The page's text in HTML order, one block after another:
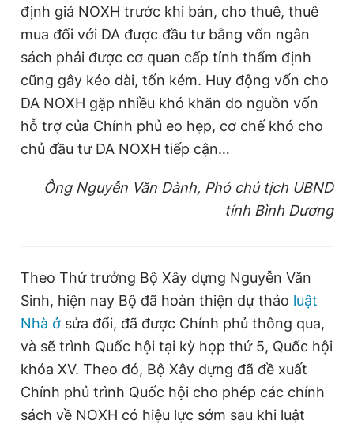
định giá NOXH trước khi bán, cho thuê, thuê
mua đối với DA được đầu tư bằng vốn ngân
sách phải được cơ quan cấp tỉnh thẩm định
cũng gây kéo dài, tốn kém. Huy động vốn cho
DA NOXH gặp nhiều khó khăn do nguồn vốn
hỗ trợ của Chính phủ eo hẹp, cơ chế khó cho
chủ đầu tư DA NOXH tiếp cận…
Ông Nguyễn Văn Dành, Phó chủ tịch UBND
tỉnh Bình Dương
Theo Thứ trưởng Bộ Xây dựng Nguyễn Văn
Sinh, hiện nay Bộ đã hoàn thiện dự thảo luật
Nhà ở sửa đổi, đã được Chính phủ thông qua,
và sẽ trình Quốc hội tại kỳ họp thứ 5, Quốc hội
khóa XV. Theo đó, Bộ Xây dựng đã đề xuất
Chính phủ trình Quốc hội cho phép các chính
sách về NOXH có hiệu lực sớm sau khi luật